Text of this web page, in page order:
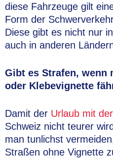
diese Fahrzeuge gilt
Form der
Diese gibt es nicht nur
auch in anderen
Gibt es Strafen, wenn
oder Klebevignette
Damit der Urlaub mit
Schweiz nicht teurer
man tunlichst
Straßen ohne Vignette